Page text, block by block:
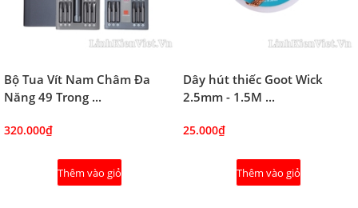
Bộ Tua Vít Nam Châm Đa
Năng 49 Trong ...
320.000₫
Thêm vào giỏ
Dây hút thiếc Goot Wick
2.5mm - 1.5M ...
25.000₫
Thêm vào giỏ